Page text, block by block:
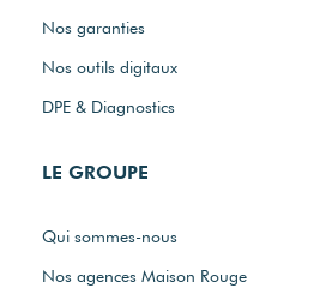
Nos garanties
Nos outils digitaux
DPE & Diagnostics
LE GROUPE
Qui sommes-nous
Nos agences Maison Rouge